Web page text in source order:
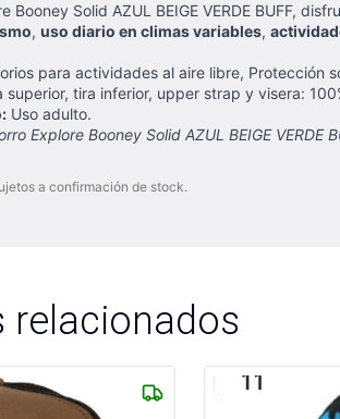
Booney Solid AZUL BEIGE VERDE BUFF,
, uso diario en climas variables,
para actividades al aire libre, Protección
superior, tira inferior, upper strap y visera:
Uso adulto.
Explore Booney Solid AZUL BEIGE
a confirmación de stock.
relacionados